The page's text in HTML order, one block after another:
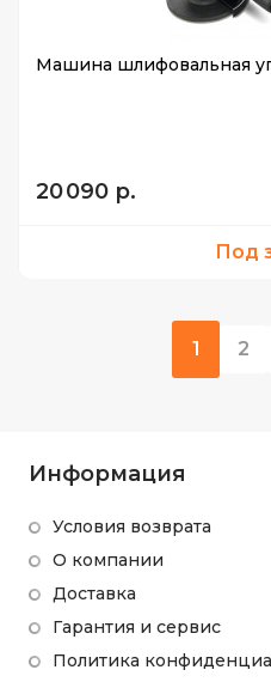
Машина шлифовальная
20 090 р.
Под
1 2
Информация
Условия возврата
О компании
Доставка
Гарантия и сервис
Политика